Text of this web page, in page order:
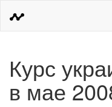
Курс
в мае